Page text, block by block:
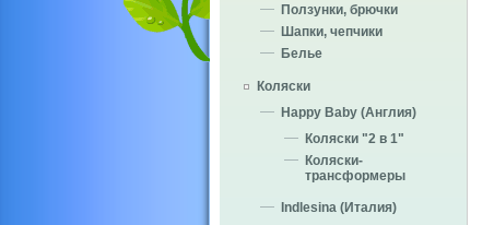
Ползунки, брючки
Шапки, чепчики
Белье
Коляски
Happy Baby (Англия)
Коляски "2 в 1"
Коляски-
трансформеры
Indlesina (Италия)